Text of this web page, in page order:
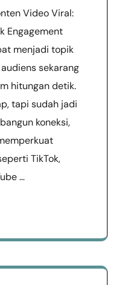
Video Viral:
Engagement
menjadi topik
sekarang
hitungan detik.
tapi sudah jadi
koneksi,
TikTok,
…